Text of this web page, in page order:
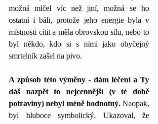
možná mlčel víc než jiní, možná se ho
ostatní i báli, protože jeho energie byla v
místnosti cítit a měla obrovskou sílu, nebo to
byl někdo, kdo si s nimi jako obyčejný
smrtelník zašel na pivo.
A způsob této výměny - dám léčení a Ty
dáš nazpět to nejcennější (v té době
potraviny) nebyl méně hodnotný. Naopak,
byl hluboce symbolický. Ukazoval, že